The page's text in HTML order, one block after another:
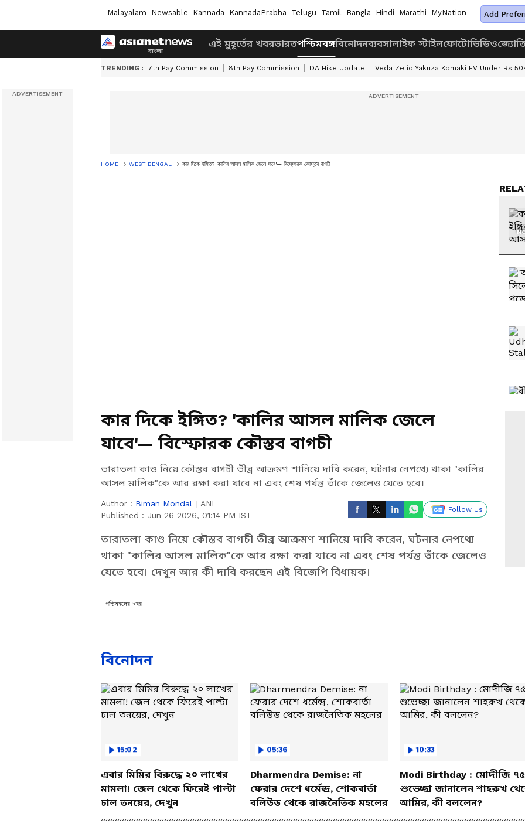
Malayalam Newsable Kannada KannadaPrabha Telugu Tamil Bangla Hindi Marathi MyNation Add
এই মুহূর্তের খবরভারতপশ্চিমবঙ্গবিনোদনব্যবসালাইফ স্টাইলফোটোভিডিও
TRENDING : 7th Pay Commission 8th Pay Commission DA Hike Update Veda Zelio Yakuza Komaki EV Under Rs
HOME WEST BENGAL কার দিকে ইঙ্গিত? 'কালির আসল মালিক জেলে যাবে'— বিস্ফোরক কৌস্তব বাগচী
কার দিকে ইঙ্গিত? 'কালির আসল মালিক জেলে
যাবে'— বিস্ফোরক কৌস্তব বাগচী
তারাতলা কাণ্ড নিয়ে কৌস্তব বাগচী তীব্র আক্রমণ শানিয়ে দাবি করেন, ঘটনার নেপথ্যে থাকা "কালির
আসল মালিক"কে আর রক্ষা করা যাবে না এবং শেষ পর্যন্ত তাঁকে জেলেও যেতে হবে।
Author : Biman Mondal | ANI
Published : Jun 26 2026, 01:14 PM IST
Follow Us
তারাতলা কাণ্ড নিয়ে কৌস্তব বাগচী তীব্র আক্রমণ শানিয়ে দাবি করেন, ঘটনার নেপথ্যে
থাকা "কালির আসল মালিক"কে আর রক্ষা করা যাবে না এবং শেষ পর্যন্ত তাঁকে জেলেও
যেতে হবে। দেখুন আর কী দাবি করছেন এই বিজেপি বিধায়ক।
পশ্চিমবঙ্গের খবর
বিনোদন
15:02
এবার মিমির বিরুদ্ধে ২০ লাখের
মামলা! জেল থেকে ফিরেই পাল্টা
চাল তনয়ের, দেখুন
05:36
Dharmendra Demise: না
ফেরার দেশে ধর্মেন্দ্র, শোকবার্তা
বলিউড থেকে রাজনৈতিক মহলের
10:33
Modi Birthday : মোদীজি
শুভেচ্ছা জানালেন শাহরুখ
আমির, কী বললেন?